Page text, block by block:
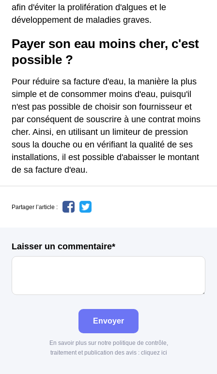
afin d'éviter la prolifération d'algues et le
développement de maladies graves.
Payer son eau moins cher, c'est
possible ?
Pour réduire sa facture d'eau, la manière la plus
simple et de consommer moins d'eau, puisqu'il
n'est pas possible de choisir son fournisseur et
par conséquent de souscrire à une contrat moins
cher. Ainsi, en utilisant un limiteur de pression
sous la douche ou en vérifiant la qualité de ses
installations, il est possible d'abaisser le montant
de sa facture d'eau.
Partager l’article :
Laisser un commentaire*
Envoyer
En savoir plus sur notre politique de contrôle,
traitement et publication des avis : cliquez ici